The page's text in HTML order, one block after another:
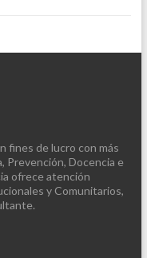
fines de lucro con más
Prevención, Docencia e
ofrece atención
y Comunitarios,